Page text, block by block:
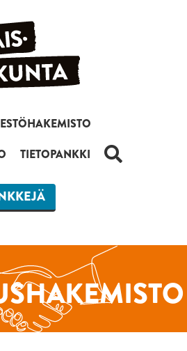
TIETOPANKKI HAKU